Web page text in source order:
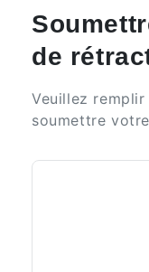
de
Veuillez
soumettre